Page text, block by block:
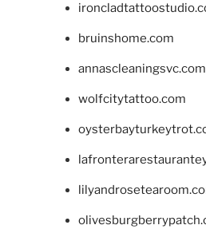
bruinshome.com
annascleaningsvc.com
wolfcitytattoo.com